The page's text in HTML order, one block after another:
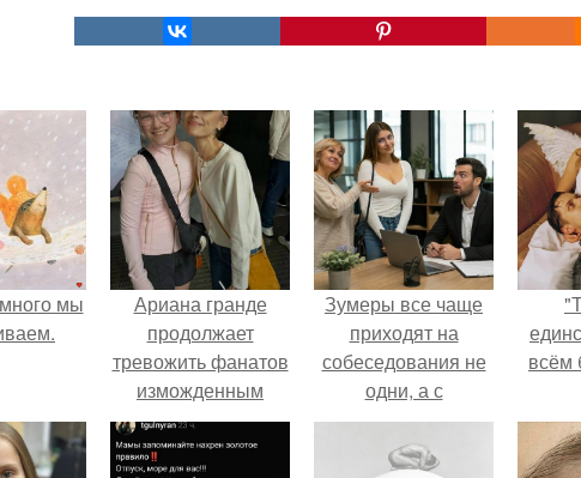
мы
Ариана гранде
продолжает
тревожить фанатов
изможденным
Видом.
Зумеры все чаще
приходят на
собеседования не
одни, а с
родителями,
жалуются эйчары.
всём